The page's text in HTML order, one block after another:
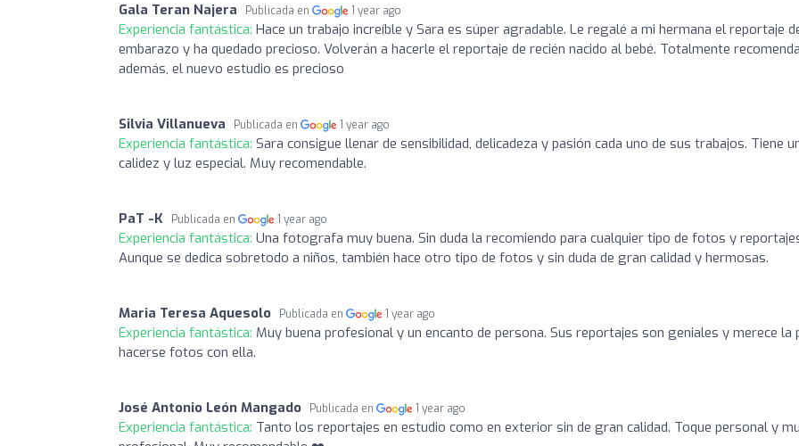
Gala Teran Najera Publicada en 1 year ago
Experiencia fantástica: Hace un trabajo increíble y Sara es súper agradable. Le regalé a mi hermana el reportaje
embarazo y ha quedado precioso. Volverán a hacerle el reportaje de recién nacido al bebé. Totalmente
además, el nuevo estudio es precioso
Silvia Villanueva Publicada en 1 year ago
Experiencia fantástica: Sara consigue llenar de sensibilidad, delicadeza y pasión cada uno de sus trabajos. Tiene
calidez y luz especial. Muy recomendable.
PaT -K Publicada en 1 year ago
Experiencia fantástica: Una fotografa muy buena. Sin duda la recomiendo para cualquier tipo de fotos y
Aunque se dedica sobretodo a niños, también hace otro tipo de fotos y sin duda de gran calidad y hermosas.
Maria Teresa Aquesolo Publicada en 1 year ago
Experiencia fantástica: Muy buena profesional y un encanto de persona. Sus reportajes son geniales y merece la
hacerse fotos con ella.
José Antonio León Mangado Publicada en 1 year ago
Experiencia fantástica: Tanto los reportajes en estudio como en exterior sin de gran calidad. Toque personal y